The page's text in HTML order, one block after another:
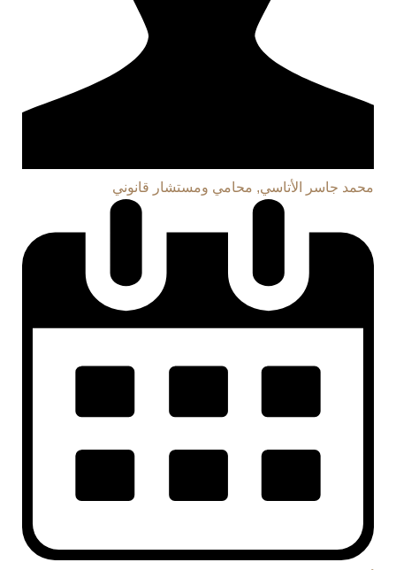
محمد جاسر الأتاسي, محامي ومستشار قانوني